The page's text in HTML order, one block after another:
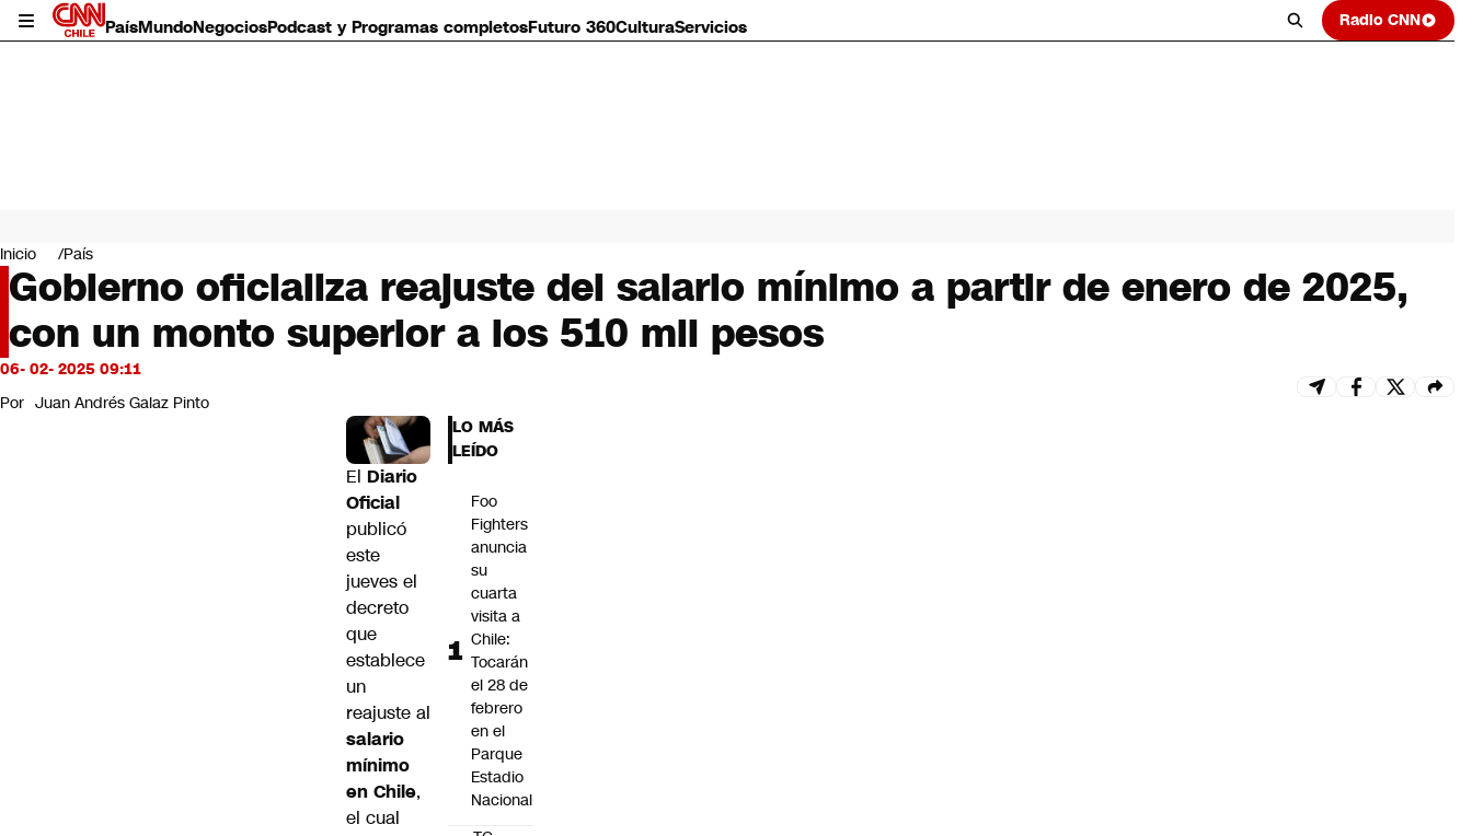
PaísMundoNegociosPodcast y Programas completosFuturo 360CulturaServicios Radio CNN
Mundo
Negocios
Deportes
Programas completos
Cultura
Servicios
Bits
CNN Data
Inicio País
Gobierno oficializa reajuste del salario mínimo a partir de enero de 2025,
con un monto superior a los 510 mil pesos
06- 02- 2025 09:11
Por Juan Andrés Galaz Pinto
El Diario
Oficial
publicó
este
jueves el
decreto
que
establece
un
reajuste al
salario
mínimo
en Chile,
el cual
LO MÁS
LEÍDO
Foo
Fighters
anuncia
su
cuarta
visita a
Chile:
Tocarán
el 28 de
febrero
en el
Parque
Estadio
Nacional